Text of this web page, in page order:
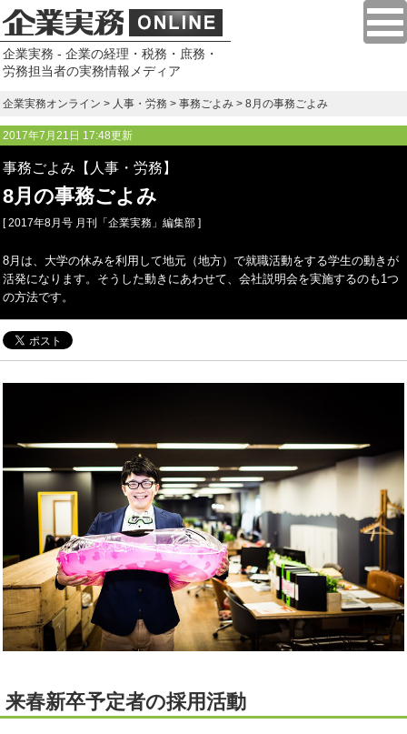
企業実務 - 企業の経理・税務・庶務・
労務担当者の実務情報メディア
企業実務オンライン > 人事・労務 > 事務ごよみ > 8月の事務ごよみ
2017年7月21日 17:48更新
事務ごよみ【人事・労務】
8月の事務ごよみ
[ 2017年8月号 月刊「企業実務」編集部 ]
8月は、大学の休みを利用して地元（地方）で就職活動をする学生の動きが
活発になります。そうした動きにあわせて、会社説明会を実施するのも1つ
の方法です。
来春新卒予定者の採用活動